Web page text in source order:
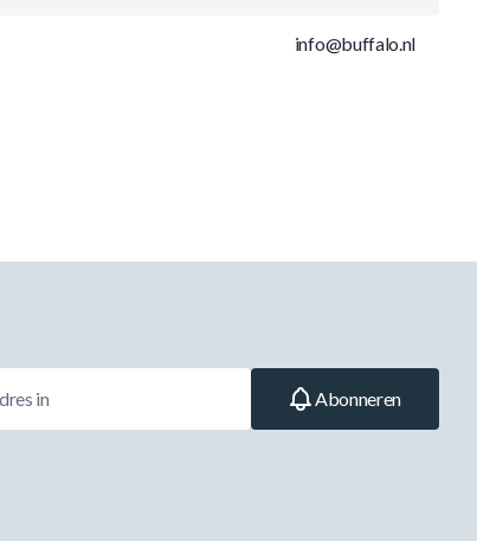
info@buffalo.nl
Abonneren